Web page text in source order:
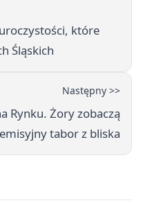
które
Śląskich
Następny >>
Rynku. Żory zobaczą
tabor z bliska